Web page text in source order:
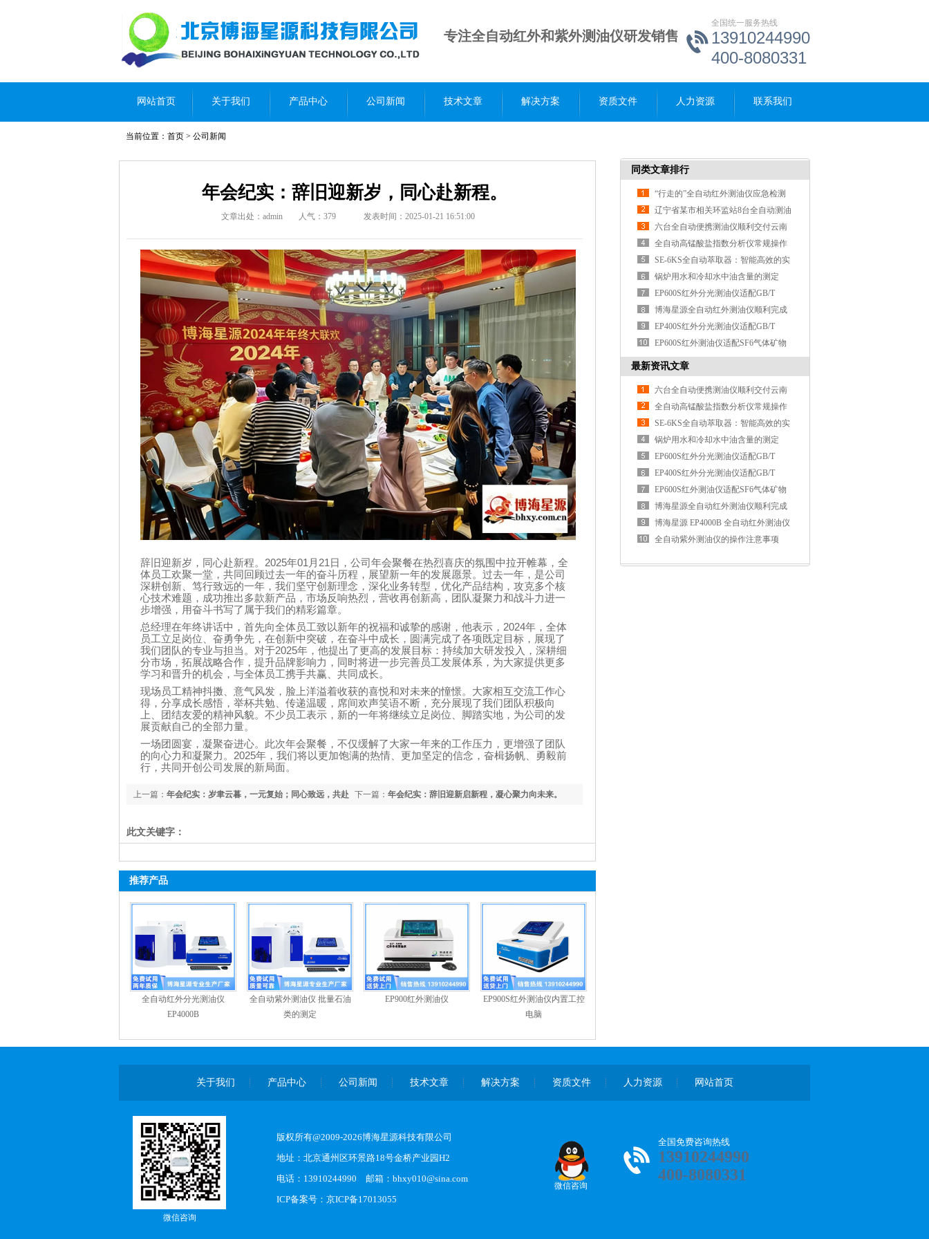
专注全自动红外和紫外测油仪研发销售
全国统一服务热线
13910244990
400-8080331
网站首页 关于我们 产品中心 公司新闻 技术文章 解决方案 资质文件 人力资源 联系我们
当前位置： 首页 > 公司新闻
年会纪实：辞旧迎新岁，同心赴新程。
文章出处：admin 人气： 379 发表时间：2025-01-21 16:51:00
辞旧迎新岁，同心赴新程。 2025年01 月 21 日，公司年会聚餐在热烈喜庆的氛围中拉开帷幕，全
体员工欢聚一堂，共同回顾过去一年的奋斗历程，展望新一年的发展愿景。过去一年，是公司
深耕创新、笃行致远的一年，我们坚守创新理念，深化业务转型，优化产品结构，攻克多个核
心技术难题，成功推出多款新产品，市场反响热烈，营收再创新高，团队凝聚力和战斗力进一
步增强，用奋斗书写了属于我们的精彩篇章。
总经理在年终讲话中，首先向全体员工致以新年的祝福和诚挚的感谢，他表示， 2024年，全体
员工立足岗位、奋勇争先，在创新中突破，在奋斗中成长，圆满完成了各项既定目标，展现了
我们团队的专业与担当。对于2025年，他提出了更高的发展目标：持续加大研发投入，深耕细
分市场，拓展战略合作，提升品牌影响力，同时将进一步完善员工发展体系，为大家提供更多
学习和晋升的机会，与全体员工携手共赢、共同成长。
现场员工精神抖擞、意气风发，脸上洋溢着收获的喜悦和对未来的憧憬。大家相互交流工作心
得，分享成长感悟，举杯共勉、传递温暖，席间欢声笑语不断，充分展现了我们团队积极向
上、团结友爱的精神风貌。不少员工表示，新的一年将继续立足岗位、脚踏实地，为公司的发
展贡献自己的全部力量。
一场团圆宴，凝聚奋进心。此次年会聚餐，不仅缓解了大家一年来的工作压力，更增强了团队
的向心力和凝聚力。 2025年，我们将以更加饱满的热情、更加坚定的信念，奋楫扬帆、勇毅前
行，共同开创公司发展的新局面。
下一篇： 年会纪实：辞旧迎新启新程，凝心聚力向未来。
上一篇： 年会纪实：岁聿云暮，一元复始；同心致远，共赴
此文关键字：
推荐产品
全自动红外分光测油仪
EP4000B
全自动紫外测油仪 批量石油
类的测定
EP900红外测油仪
EP900S红外测油仪内置工控
电脑
同类文章排行
“行走的”全自动红外测油仪应急检测
一键式完成检测
辽宁省某市相关环监站8台全自动测油
仪验收啦！
六台全自动便携测油仪顺利交付云南
省应急救灾物资储备库滇西库并完成
验收
全自动高锰酸盐指数分析仪常规操作
误区解决方案及设备优势
SE-6KS全自动萃取器：智能高效的实
验室萃取设备
锅炉用水和冷却水中油含量的测定
EP600S红外分光测油仪适配GB/T
17923-2017海洋含油污水检测技术应
用
博海星源全自动红外测油仪顺利完成
兰州石化项目安装验收
EP400S红外分光测油仪适配GB/T
13277.2-2015压缩空气悬浮油检测应用
说明
EP600S红外测油仪适配SF6气体矿物
油检测 贴合最新国标要求
最新资讯文章
六台全自动便携测油仪顺利交付云南
省应急救灾物资储备库滇西库并完成
验收
全自动高锰酸盐指数分析仪常规操作
误区解决方案及设备优势
SE-6KS全自动萃取器：智能高效的实
验室萃取设备
锅炉用水和冷却水中油含量的测定
EP600S红外分光测油仪适配GB/T
17923-2017海洋含油污水检测技术应
用
EP400S红外分光测油仪适配GB/T
13277.2-2015压缩空气悬浮油检测应用
说明
EP600S红外测油仪适配SF6气体矿物
油检测 贴合最新国标要求
博海星源全自动红外测油仪顺利完成
兰州石化项目安装验收
博海星源 EP4000B 全自动红外测油仪
顺利通过中海油天津化工研究设计院
全自动紫外测油仪的操作注意事项
关于我们 产品中心 公司新闻 技术文章 解决方案 资质文件 人力资源 网站首页
微信咨询
版权所有@2009-2026博海星源科技有限公司
地址：北京通州区环景路18号金桥产业园H2
电话：13910244990 邮箱：bhxy010@sina.com
ICP备案号： 京ICP备17013055
微信咨询
全国免费咨询热线
13910244990
400-8080331